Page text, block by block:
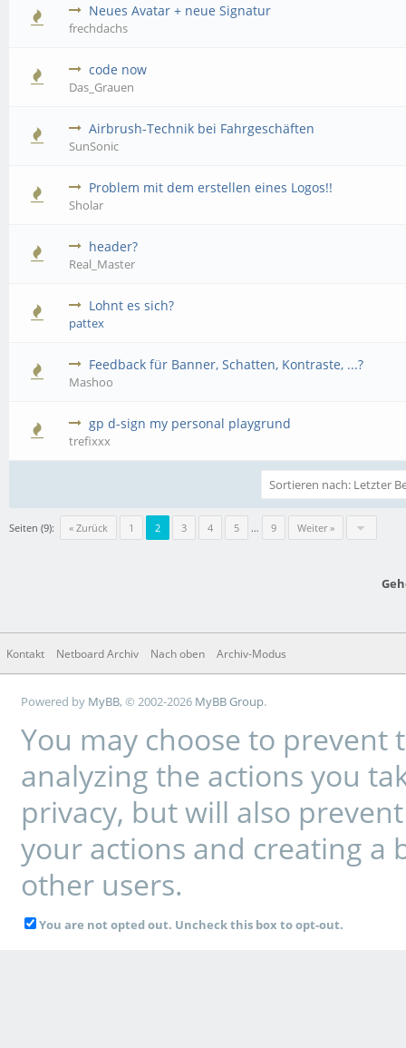
Neues Avatar + neue Signatur
frechdachs
code now
Das_Grauen
Airbrush-Technik bei Fahrgeschäften
SunSonic
Problem mit dem erstellen eines Logos!!
Sholar
header?
Real_Master
Lohnt es sich?
pattex
Feedback für Banner, Schatten, Kontraste, ...?
Mashoo
gp d-sign my personal playgrund
trefixxx
Seiten (9): « Zurück 1 2 3 4 5 … 9 Weiter »
Kontakt Netboard Archiv Nach oben Archiv-Modus
Powered by MyBB, © 2002-2026 MyBB Group.
You may choose to
analyzing the actions you
privacy, but will also
your actions and creating a
other users.
You are not opted out. Uncheck this box to opt-out.